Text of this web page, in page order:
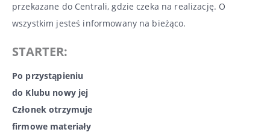
przekazane do Centrali, gdzie czeka na realizację. O
wszystkim jesteś informowany na bieżąco.
STARTER:
Po przystąpieniu
do Klubu nowy jej
Członek otrzymuje
firmowe materiały